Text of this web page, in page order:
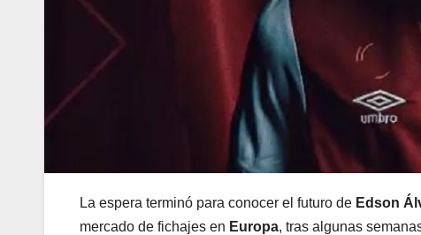
La espera terminó para conocer el futuro de Edson
mercado de fichajes en Europa, tras algunas